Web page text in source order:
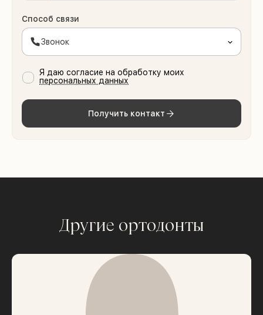
Способ связи
Звонок
Я даю согласие на обработку моих
персональных данных
Получить контакт
Другие ортодонты